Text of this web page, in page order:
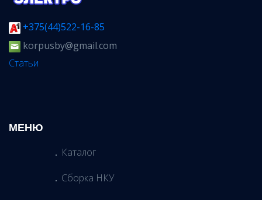
+375(44)522-16-85
korpusby@gmail.com
Статьи
МЕНЮ
Каталог
Сборка НКУ